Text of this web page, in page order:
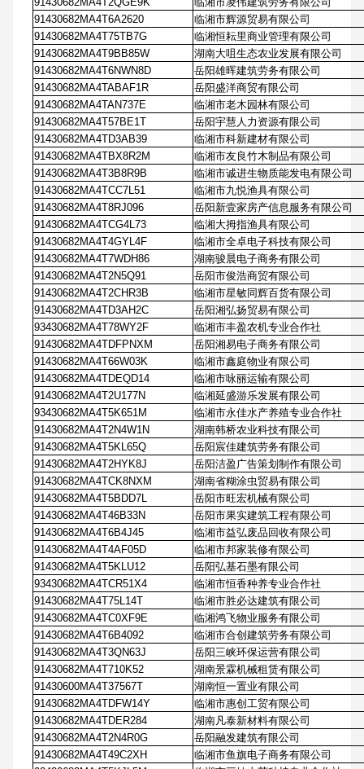
91430682MA4T6A2620
临湘市辉源贸易有限公司
91430682MA4T75TB7G
临湘恒耘里商业管理有限公司
91430682MA4T9BB85W
湖南大咀生态农业发展有限公司
91430682MA4T6NWN8D
岳阳雄晖建筑劳务有限公司
91430682MA4TABAF1R
岳阳盛洋商贸有限公司
91430682MA4TAN737E
临湘市老木园林有限公司
91430682MA4T57BE1T
岳阳宇慧人力资源有限公司
91430682MA4TD3AB39
临湘市科新建材有限公司
91430682MA4TBX8R2M
临湘市友良竹木制品有限公司
91430682MA4T3B8R9B
临湘市诚进生物质能发电有限公司
91430682MA4TCC7L51
临湘市九悦渔具有限公司
91430682MA4T8RJ096
岳阳新壹家房产信息服务有限公司
91430682MA4TCG4L73
临湘大拇指渔具有限公司
91430682MA4T4GYL4F
临湘市全卓电子科技有限公司
91430682MA4T7WDH86
湖南骏晨电子商务有限公司
91430682MA4T2N5Q91
岳阳市俊浩商贸有限公司
91430682MA4T2CHR3B
临湘市星敏同辉百货有限公司
91430682MA4TD3AH2C
岳阳湘弘扬贸易有限公司
93430682MA4T78WY2F
临湘市丰盈农机专业合作社
91430682MA4TDFPNXM
岳阳湘易电子商务有限公司
91430682MA4T66W03K
临湘市鑫庭物业有限公司
91430682MA4TDEQD14
临湘市咏丽运输有限公司
91430682MA4T2U177N
临湘延盛游乐发展有限公司
93430682MA4T5K651M
临湘市永佳水产养殖专业合作社
91430682MA4T2N4W1N
湖南韩桥农业科技有限公司
91430682MA4T5KL65Q
岳阳宸佳建筑劳务有限公司
91430682MA4T2HYK8J
岳阳洁盈广告策划制作有限公司
91430682MA4TCK8NXM
湖南省糊涂虫贸易有限公司
91430682MA4T5BDD7L
岳阳市旺宏机械有限公司
91430682MA4T46B33N
岳阳市果实建筑工程有限公司
91430682MA4T6B4J45
临湘市益弘废品回收有限公司
91430682MA4T4AF05D
临湘市邦家装修有限公司
91430682MA4T5KLU12
岳阳弘基石墨有限公司
93430682MA4TCR51X4
临湘市恒香种养专业合作社
91430682MA4T75L14T
临湘市胜必达建筑有限公司
91430682MA4TC0XF9E
临湘鸿飞物业服务有限公司
91430682MA4T6B4092
临湘市合创建筑劳务有限公司
91430682MA4T3QN63J
岳阳三峡环保运营有限公司
91430682MA4T710K52
湖南景霖机械租赁有限公司
91430600MA4T37567T
湖南恒一置业有限公司
91430682MA4TDFW14Y
临湘市惠创工贸有限公司
91430682MA4TDER284
湖南凡泰新材料有限公司
91430682MA4T2N4R0G
岳阳融发建筑有限公司
91430682MA4T49C2XH
临湘市鱼旗电子商务有限公司